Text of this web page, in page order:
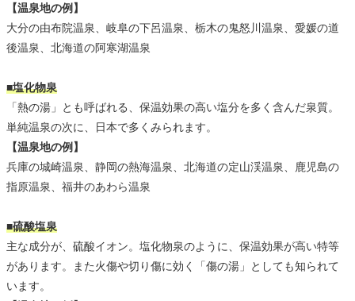
【温泉地の例】
大分の由布院温泉、岐阜の下呂温泉、栃木の鬼怒川温泉、愛媛の道
後温泉、北海道の阿寒湖温泉
■塩化物泉
「熱の湯」とも呼ばれる、保温効果の高い塩分を多く含んだ泉質。
単純温泉の次に、日本で多くみられます。
【温泉地の例】
兵庫の城崎温泉、静岡の熱海温泉、北海道の定山渓温泉、鹿児島の
指原温泉、福井のあわら温泉
■硫酸塩泉
主な成分が、硫酸イオン。塩化物泉のように、保温効果が高い特等
があります。また火傷や切り傷に効く「傷の湯」としても知られて
います。